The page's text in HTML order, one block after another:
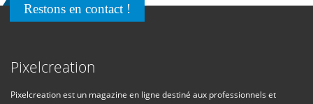
Restons en contact !
Pixelcreation
Pixelcreation est un magazine en ligne destiné aux professionnels et